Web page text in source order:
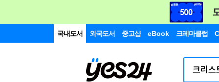
국내도서 외국도서 중고샵 eBook 크레마클럽